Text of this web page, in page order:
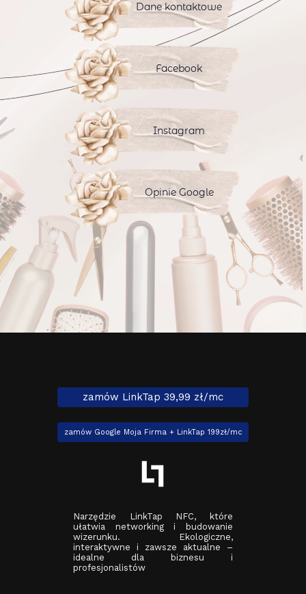
Opinie Google
Instagram
Facebook
Dane kontaktowe
zamów LinkTap 39,99 zł/mc
Narzędzie LinkTap NFC, które
ułatwia networking i budowanie
wizerunku. Ekologiczne,
interaktywne i zawsze aktualne –
idealne dla biznesu i
profesjonalistów
zamów Google Moja Firma + LinkTap 199zł/mc